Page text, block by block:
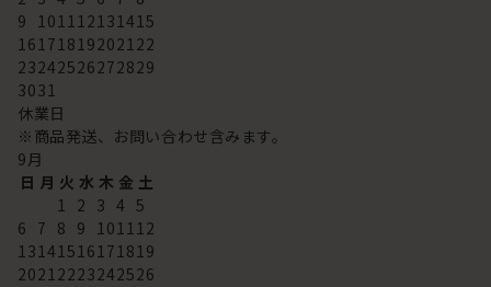
9
10 11 12 13 14 15
16 17 18 192021 22
23242526272829
3031
休業日
※商品発送、お問い合わせ含みます。
9 月
日 月 火 水 木 金 土
1
2 3 4 5
6 7 8 9 10 11 12
13 14 15 16 17 18 19
2021 2223242526